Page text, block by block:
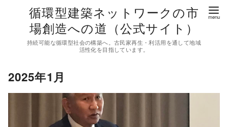
循環型建築ネットワークの市
場創造への道（公式サイト）
持続可能な循環型社会の構築へ。古民家再生・利活用を通して地域
活性化を目指しています。
2025年1月